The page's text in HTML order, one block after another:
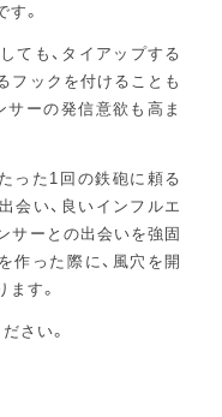
。
ても、タイアップする
フックを付けることも
サーの発信意欲も高ま
った1回の鉄砲に頼る
会い、良いインフルエ
サーとの出会いを強固
作った際に、風穴を開
す。
さい。